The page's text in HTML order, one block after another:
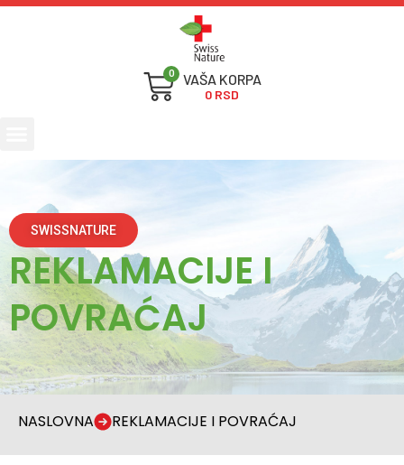
0 RSD
0
SWISSNATURE
REKLAMACIJE I
POVRAĆAJ
NASLOVNA REKLAMACIJE I POVRAĆAJ